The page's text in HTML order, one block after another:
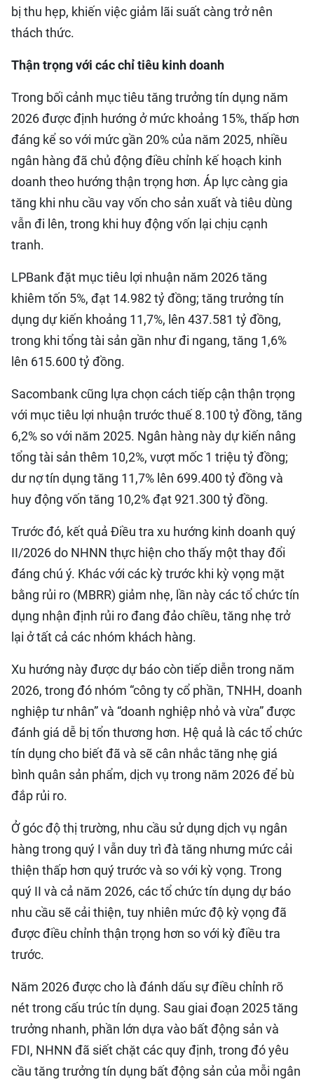
bị thu hẹp, khiến việc giảm lãi suất càng trở nên
thách thức.
Thận trọng với các chỉ tiêu kinh doanh
Trong bối cảnh mục tiêu tăng trưởng tín dụng năm
2026 được định hướng ở mức khoảng 15%, thấp hơn
đáng kể so với mức gần 20% của năm 2025, nhiều
ngân hàng đã chủ động điều chỉnh kế hoạch kinh
doanh theo hướng thận trọng hơn. Áp lực càng gia
tăng khi nhu cầu vay vốn cho sản xuất và tiêu dùng
vẫn đi lên, trong khi huy động vốn lại chịu cạnh
tranh.
LPBank đặt mục tiêu lợi nhuận năm 2026 tăng
khiêm tốn 5%, đạt 14.982 tỷ đồng; tăng trưởng tín
dụng dự kiến khoảng 11,7%, lên 437.581 tỷ đồng,
trong khi tổng tài sản gần như đi ngang, tăng 1,6%
lên 615.600 tỷ đồng.
Sacombank cũng lựa chọn cách tiếp cận thận trọng
với mục tiêu lợi nhuận trước thuế 8.100 tỷ đồng, tăng
6,2% so với năm 2025. Ngân hàng này dự kiến nâng
tổng tài sản thêm 10,2%, vượt mốc 1 triệu tỷ đồng;
dư nợ tín dụng tăng 11,7% lên 699.400 tỷ đồng và
huy động vốn tăng 10,2% đạt 921.300 tỷ đồng.
Trước đó, kết quả Điều tra xu hướng kinh doanh quý
II/2026 do NHNN thực hiện cho thấy một thay đổi
đáng chú ý. Khác với các kỳ trước khi kỳ vọng mặt
bằng rủi ro (MBRR) giảm nhẹ, lần này các tổ chức tín
dụng nhận định rủi ro đang đảo chiều, tăng nhẹ trở
lại ở tất cả các nhóm khách hàng.
Xu hướng này được dự báo còn tiếp diễn trong năm
2026, trong đó nhóm “công ty cổ phần, TNHH, doanh
nghiệp tư nhân” và “doanh nghiệp nhỏ và vừa” được
đánh giá dễ bị tổn thương hơn. Hệ quả là các tổ chức
tín dụng cho biết đã và sẽ cân nhắc tăng nhẹ giá
bình quân sản phẩm, dịch vụ trong năm 2026 để bù
đắp rủi ro.
Ở góc độ thị trường, nhu cầu sử dụng dịch vụ ngân
hàng trong quý I vẫn duy trì đà tăng nhưng mức cải
thiện thấp hơn quý trước và so với kỳ vọng. Trong
quý II và cả năm 2026, các tổ chức tín dụng dự báo
nhu cầu sẽ cải thiện, tuy nhiên mức độ kỳ vọng đã
được điều chỉnh thận trọng hơn so với kỳ điều tra
trước.
Năm 2026 được cho là đánh dấu sự điều chỉnh rõ
nét trong cấu trúc tín dụng. Sau giai đoạn 2025 tăng
trưởng nhanh, phần lớn dựa vào bất động sản và
FDI, NHNN đã siết chặt các quy định, trong đó yêu
cầu tăng trưởng tín dụng bất động sản của mỗi ngân